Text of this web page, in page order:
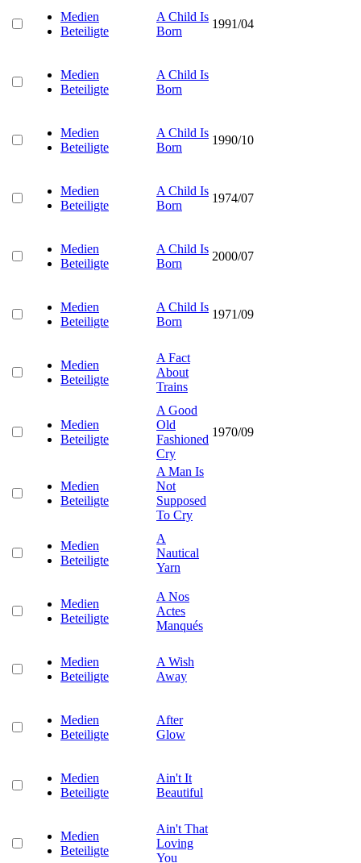
Medien
Beteiligte
A Child Is
Born
1991/04
Medien
Beteiligte
A Child Is
Born
Medien
Beteiligte
A Child Is
Born
1990/10
Medien
Beteiligte
A Child Is
Born
1974/07
Medien
Beteiligte
A Child Is
Born
2000/07
Medien
Beteiligte
A Child Is
Born
1971/09
Medien
Beteiligte
A Fact
About
Trains
Medien
Beteiligte
A Good
Old
Fashioned
Cry
1970/09
Medien
Beteiligte
A Man Is
Not
Supposed
To Cry
Medien
Beteiligte
A
Nautical
Yarn
Medien
Beteiligte
A Nos
Actes
Manqués
Medien
Beteiligte
A Wish
Away
Medien
Beteiligte
After
Glow
Medien
Beteiligte
Ain't It
Beautiful
Medien
Beteiligte
Ain't That
Loving
You